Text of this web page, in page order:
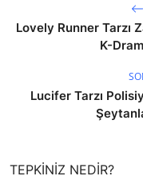
Lovely Runner Tarzı
K-
Lucifer Tarzı
TEPKINIZ NEDIR?